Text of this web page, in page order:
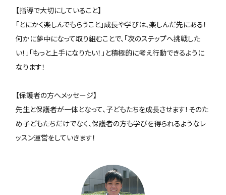
【指導で大切にしていること】
「とにかく楽しんでもらうこと」成長や学びは、楽しんだ先にある！
何かに夢中になって取り組むことで、「次のステップへ挑戦した
い！」「もっと上手になりたい！」と積極的に考え行動できるように
なります！
【保護者の方へメッセージ】
先生と保護者が一体となって、子どもたちを成長させます！そのた
め子どもたちだけでなく、保護者の方も学びを得られるようなレ
ッスン運営をしていきます！